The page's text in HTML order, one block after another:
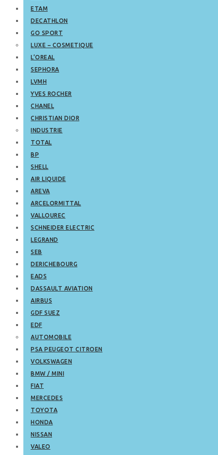
ETAM
DECATHLON
GO SPORT
LUXE – COSMETIQUE
L’OREAL
SEPHORA
LVMH
YVES ROCHER
CHANEL
CHRISTIAN DIOR
INDUSTRIE
TOTAL
BP
SHELL
AIR LIQUIDE
AREVA
ARCELORMITTAL
VALLOUREC
SCHNEIDER ELECTRIC
LEGRAND
SEB
DERICHEBOURG
EADS
DASSAULT AVIATION
AIRBUS
GDF SUEZ
EDF
AUTOMOBILE
PSA PEUGEOT CITROEN
VOLKSWAGEN
BMW / MINI
FIAT
MERCEDES
TOYOTA
HONDA
NISSAN
VALEO